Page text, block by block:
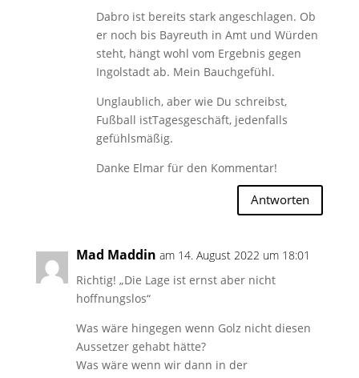
Dabro ist bereits stark angeschlagen. Ob
er noch bis Bayreuth in Amt und Würden
steht, hängt wohl vom Ergebnis gegen
Ingolstadt ab. Mein Bauchgefühl.
Unglaublich, aber wie Du schreibst,
Fußball istTagesgeschäft, jedenfalls
gefühlsmäßig.
Danke Elmar für den Kommentar!
Antworten
Mad Maddin am 14. August 2022 um 18:01
Richtig! „Die Lage ist ernst aber nicht
hoffnungslos“
Was wäre hingegen wenn Golz nicht diesen
Aussetzer gehabt hätte?
Was wäre wenn wir dann in der